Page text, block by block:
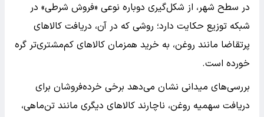
در سطح شهر، از شکل‌گیری دوباره نوعی «فروش شرطی» در
شبکه توزیع حکایت دارد؛ روشی که در آن، دریافت کالاهای
پرتقاضا مانند روغن، به خرید همزمان کالاهای کم‌مشتری‌تر گره
خورده است.
بررسی‌های میدانی نشان می‌دهد برخی خرده‌فروشان برای
دریافت سهمیه روغن، ناچارند کالاهای دیگری مانند تن‌ماهی،